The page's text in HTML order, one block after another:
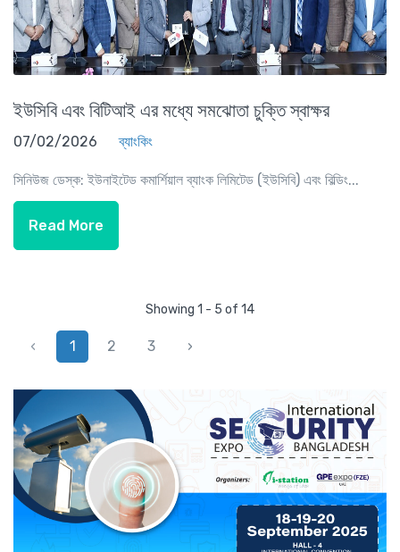
ইউসিবি এবং বিটিআই এর মধ্যে সমঝোতা চুক্তি স্বাক্ষর
07/02/2026 ব্যাংকিং
সিনিউজ ডেস্ক: ইউনাইটেড কমার্শিয়াল ব্যাংক লিমিটেড (ইউসিবি) এবং বিল্ডিং...
Read More
Showing 1 - 5 of 14
‹ 1 2 3 ›